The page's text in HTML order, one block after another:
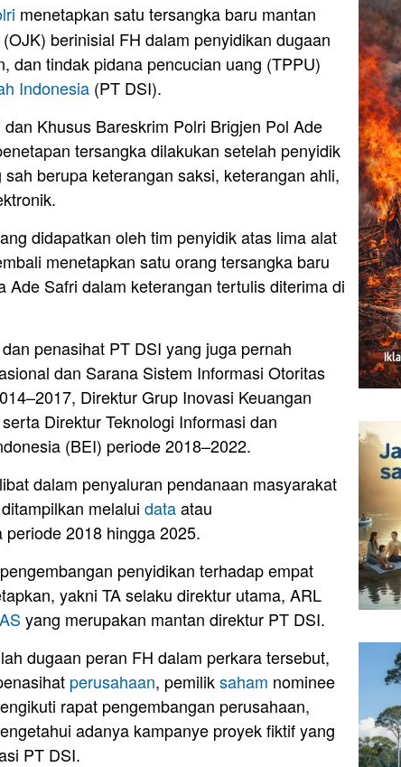
menetapkan satu tersangka baru mantan
(OJK) berinisial FH dalam penyidikan dugaan
dan tindak pidana pencucian uang (TPPU)
Indonesia (PT DSI).
Khusus Bareskrim Polri Brigjen Pol Ade
tersangka dilakukan setelah penyidik
berupa keterangan saksi, keterangan ahli,
didapatkan oleh tim penyidik atas lima alat
menetapkan satu orang tersangka baru
Ade Safri dalam keterangan tertulis diterima di
penasihat PT DSI yang juga pernah
dan Sarana Sistem Informasi Otoritas
Direktur Grup Inovasi Keuangan
Direktur Teknologi Informasi dan
(BEI) periode 2018–2022.
dalam penyaluran pendanaan masyarakat
melalui dataatau
2018 hingga 2025.
penyidikan terhadap empat
yakni TA selaku direktur utama, ARL
AS yang merupakan mantan direktur PT DSI.
dugaan peran FH dalam perkara tersebut,
perusahaan, pemiliksaham nominee
rapat pengembangan perusahaan,
adanya kampanye proyek fiktif yang
PT DSI.